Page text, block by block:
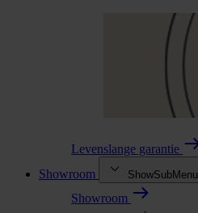
Levenslange garantie
Showroom
ShowSubMenu
Showroom